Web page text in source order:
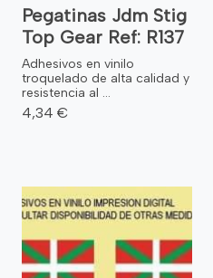
Pegatinas Jdm Stig
Top Gear Ref: R137
Adhesivos en vinilo
troquelado de alta calidad y
resistencia al ...
4,34 €